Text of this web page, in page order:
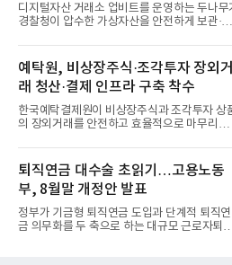
디지털자산 거래소 업비트를 운영하는 두나무
경찰청이 압수한 가상자산을 안전하게 보관·관
예탁원, 비상장주식·조각투자 장외거
래 청산·결제 인프라 구축 착수
한국예탁결제원이 비상장주식과 조각투자 상
의 장외거래를 안전하고 효율적으로 마무리하기
퇴직연금 대수술 초읽기…고용노동
부, 8월말 개정안 발표
정부가 기금형 퇴직연금 도입과 단계적 퇴직연
금 의무화를 두 축으로 하는 대규모 근로자퇴